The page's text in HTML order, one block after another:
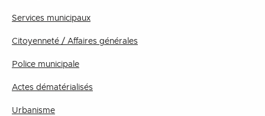
Services municipaux
Citoyenneté / Affaires générales
Police municipale
Actes dématérialisés
Urbanisme